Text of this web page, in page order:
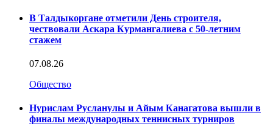
В Талдыкоргане отметили День строителя,
чествовали Аскара Курмангалиева с 50-летним
стажем
07.08.26
Общество
Нурислам Русланулы и Айым Канагатова вышли в
финалы международных теннисных турниров